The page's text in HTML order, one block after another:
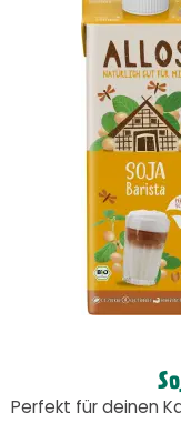
Perfekt für deinen